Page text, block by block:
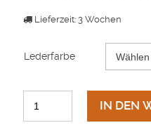
Lieferzeit: 3 Wochen
Lederfarbe
IN DEN